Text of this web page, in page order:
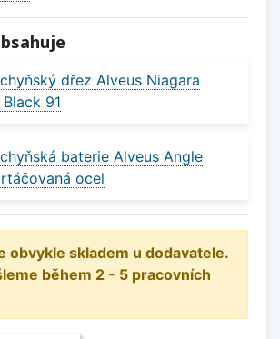
dřez Alveus Niagara
Black 91
baterie Alveus Angle
ocel
obvykle skladem u dodavatele.
během 2 - 5 pracovních